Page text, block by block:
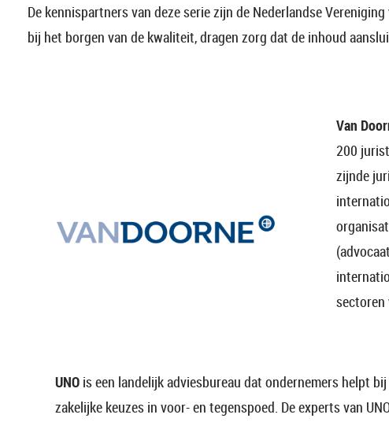
De kennispartners van deze serie zijn de Nederlandse
bij het borgen van de kwaliteit, dragen zorg dat de inhoud
Van
200
zijnde
sectoren
UNO is een landelijk adviesbureau dat ondernemers helpt
zakelijke keuzes in voor- en tegenspoed. De experts van